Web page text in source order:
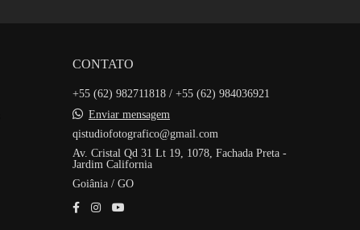
CONTATO
+55 (62) 982711818 / +55 (62) 984036921
Enviar mensagem
qistudiofotografico@gmail.com
Av. Cristal Qd 31 Lt 19, 1078, Fachada Preta -
Jardim California
Goiânia / GO